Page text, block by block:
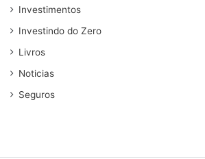
Investimentos
Investindo do Zero
Livros
Noticias
Seguros